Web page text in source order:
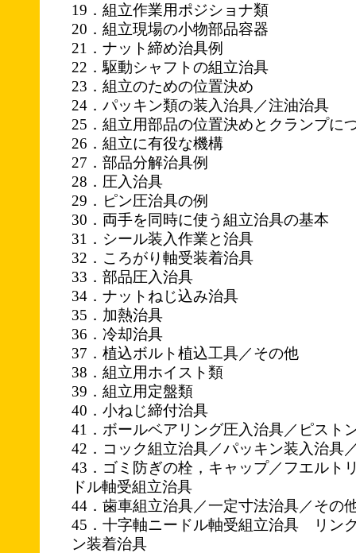
19．組立作業用ポジショナ類
20．組立現場の小物部品容器
21．ナット締め治具例
22．駆動シャフトの組立治具
23．組立のための位置決め
24．パッキン類の装入治具／注油治具
25．組立用部品の位置決めとクランプに
26．組立に有役な機構
27．部品分解治具例
28．圧入治具
29．ピン圧治具の例
30．両手を同時に使う組立治具の基本
31．シール装入作業と治具
32．ころがり軸受装着治具
33．部品圧入治具
34．ナットねじ込み治具
35．加熱治具
36．冷却治具
37．植込ボルト植込工具／その他
38．組立用ホイスト類
39．組立用定盤類
40．小ねじ締付治具
41．ボールベアリング圧入治具／ピスト
42．コック組立治具／パッキン装入治具
43．ゴミ防ぎの栓，キャップ／フエルト
ドル軸受組立治具
44．歯車組立治具／一定寸法治具／その
45．十字軸ニードル軸受組立治具 リン
ン装着治具